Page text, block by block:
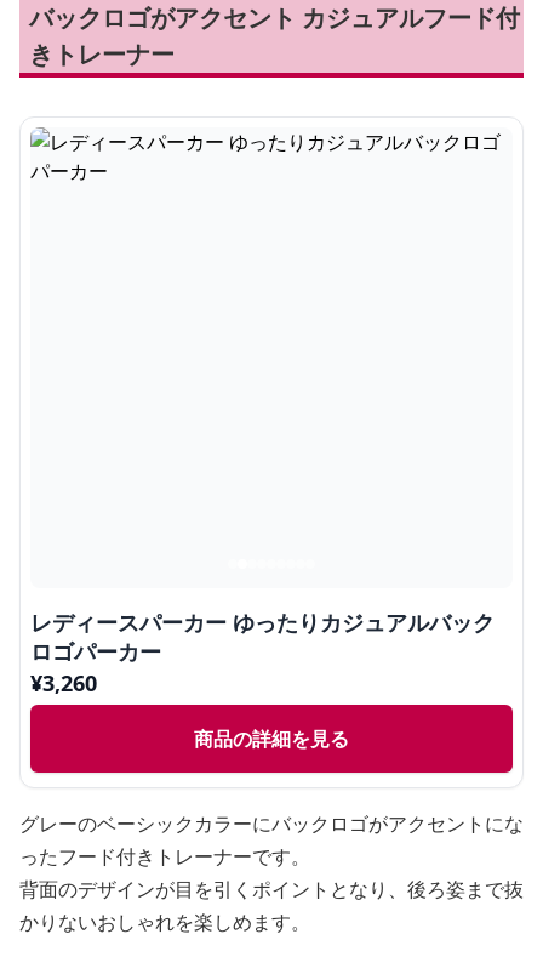
バックロゴがアクセント カジュアルフード付
きトレーナー
レディースパーカー ゆったりカジュアルバック
ロゴパーカー
¥3,260
商品の詳細を見る
グレーのベーシックカラーにバックロゴがアクセントにな
ったフード付きトレーナーです。
背面のデザインが目を引くポイントとなり、後ろ姿まで抜
かりないおしゃれを楽しめます。